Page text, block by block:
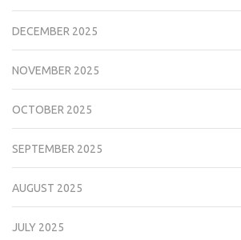
DECEMBER 2025
NOVEMBER 2025
OCTOBER 2025
SEPTEMBER 2025
AUGUST 2025
JULY 2025